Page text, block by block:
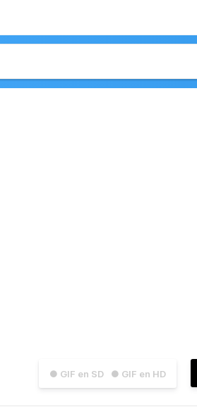
● GIF en SD ● GIF en HD